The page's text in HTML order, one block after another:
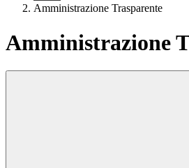
Amministrazione Trasparente
Amministrazione